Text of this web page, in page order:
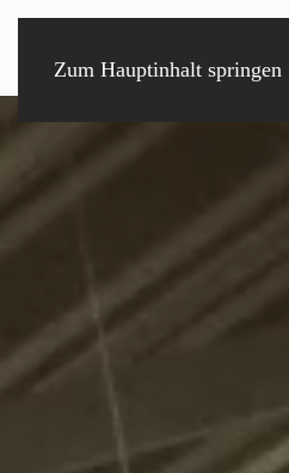
Zum Hauptinhalt springen